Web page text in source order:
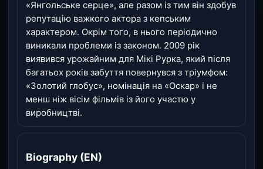
«Янгольське серце», але разом із тим він здобув
репутацію важкого актора з кепським
характером. Окрім того, в нього періодично
виникали проблеми із законом. 2009 рік
виявився урожайним для Мікі Рурка, який після
багатьох років забуття повернувся з тріумфом:
«Золотий глобус», номінація на «Оскар» і не
менш ніж вісім фільмів із його участю у
виробництві.
Biography (EN)